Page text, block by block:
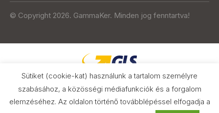
© Copyright 2026. GammaKer. Minden jog fenntartva!
Árak és paraméterek összehasonlítása
Sütiket (cookie-kat) használunk a tartalom személyre
szabásához, a közösségi médiafunkciók és a forgalom
elemzéséhez. Az oldalon történő továbblépéssel elfogadja a